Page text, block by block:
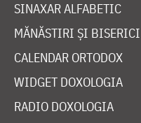
SINAXAR ALFABETIC
MĂNĂSTIRI ȘI BISERICI
CALENDAR ORTODOX
WIDGET DOXOLOGIA
RADIO DOXOLOGIA